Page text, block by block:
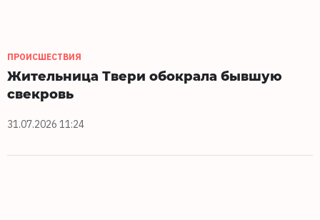
ПРОИСШЕСТВИЯ
Жительница Твери обокрала бывшую
свекровь
31.07.2026 11:24